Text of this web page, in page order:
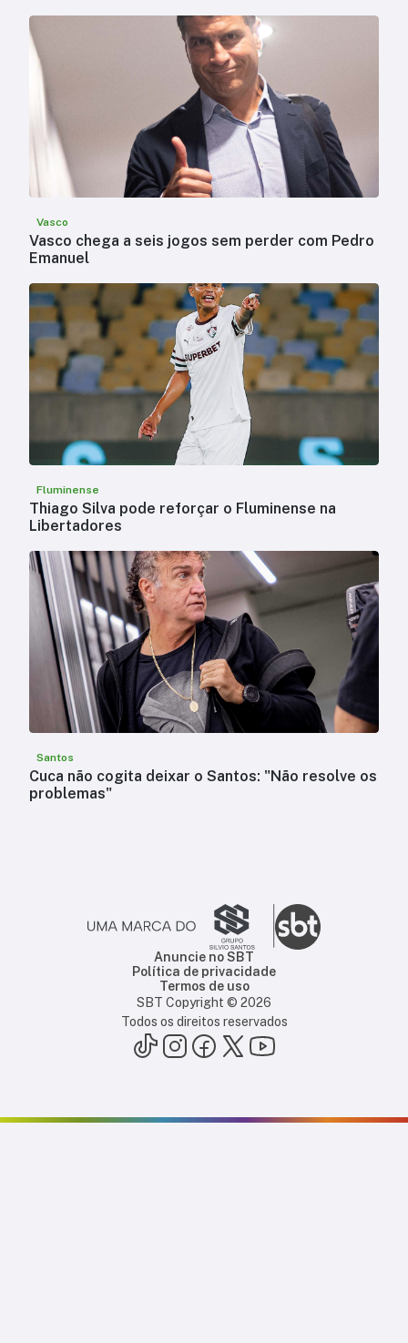
Vasco
Vasco chega a seis jogos sem perder com Pedro
Emanuel
Fluminense
Thiago Silva pode reforçar o Fluminense na
Libertadores
Santos
Cuca não cogita deixar o Santos: "Não resolve os
problemas"
Anuncie no SBT
Política de privacidade
Termos de uso
SBT Copyright © 2026
Todos os direitos reservados